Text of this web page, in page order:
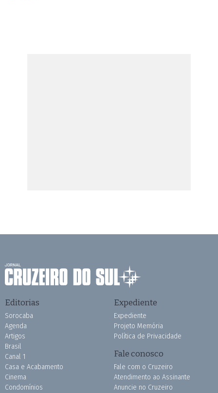
Editorias
Sorocaba
Agenda
Artigos
Brasil
Canal 1
Casa e Acabamento
Cinema
Condomínios
Expediente
Expediente
Projeto Memória
Política de Privacidade
Fale conosco
Fale com o Cruzeiro
Atendimento ao Assinante
Anuncie no Cruzeiro